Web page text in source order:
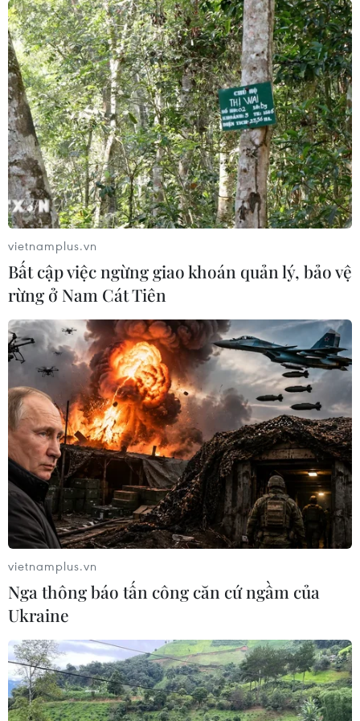
dòng sông chảy chậm hơn.
vietnamplus.vn
Bất cập việc ngừng giao khoán quản lý, bảo vệ
rừng ở Nam Cát Tiên
vietnamplus.vn
Nga thông báo tấn công căn cứ ngầm của
Ukraine